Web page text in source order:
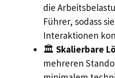
die
Führer, sodass
Interaktionen
🏛️ Skalierbare
mehreren